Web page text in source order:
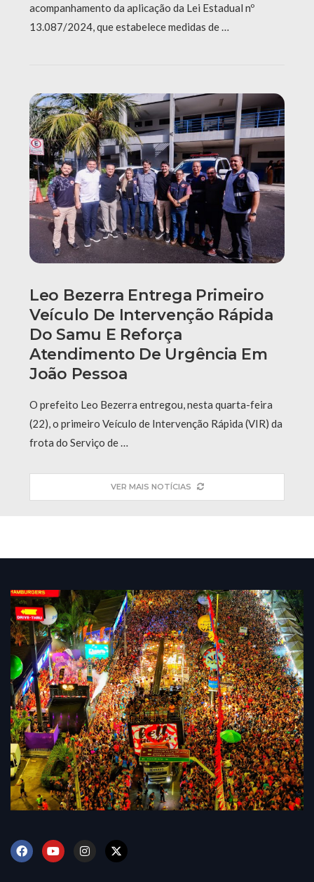
acompanhamento da aplicação da Lei Estadual nº
13.087/2024, que estabelece medidas de …
Leo Bezerra Entrega Primeiro
Veículo De Intervenção Rápida
Do Samu E Reforça
Atendimento De Urgência Em
João Pessoa
O prefeito Leo Bezerra entregou, nesta quarta-feira
(22), o primeiro Veículo de Intervenção Rápida (VIR) da
frota do Serviço de …
VER MAIS NOTÍCIAS